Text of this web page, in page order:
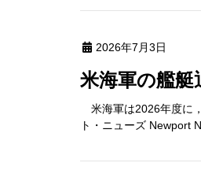
2026年7月3日
米海軍の艦
米海軍は2026年度に
ト・ニューズ Newport